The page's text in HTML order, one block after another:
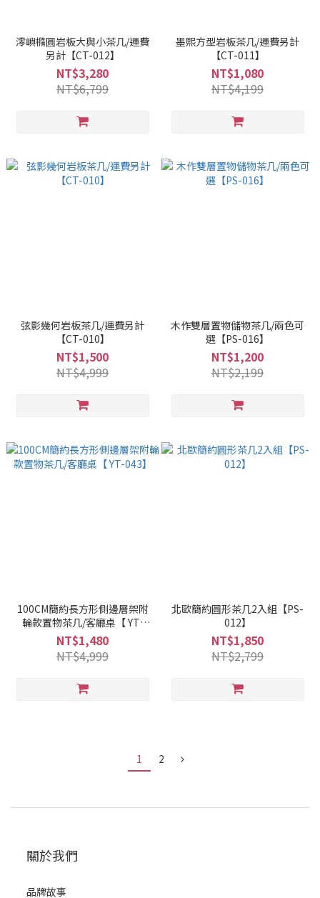
澪嶼橢圓岩板大與小茶几/運費
另計【CT-012】
NT$3,280
NT$6,799
墨熙方型岩板茶几/運費另計
【CT-011】
NT$1,080
NT$4,199
弦影幾何岩板茶几/運費另計
【CT-010】
NT$1,500
NT$4,999
木作雙層置物儲物茶几/兩色可
選【PS-016】
NT$1,200
NT$2,199
100CM簡約長方形側邊層架附
輪款置物茶几/客廳桌【 YT-
043】
NT$1,480
NT$4,999
北歐簡約圓形茶几2入組【PS-
012】
NT$1,850
NT$2,799
1 2
關於我們
品牌故事